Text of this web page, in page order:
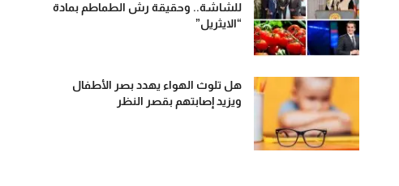
للشاشة.. وحقيقة رش الطماطم بمادة
“الايثريل”
هل تلوث الهواء يهدد بصر الأطفال
ويزيد إصابتهم بقصر النظر